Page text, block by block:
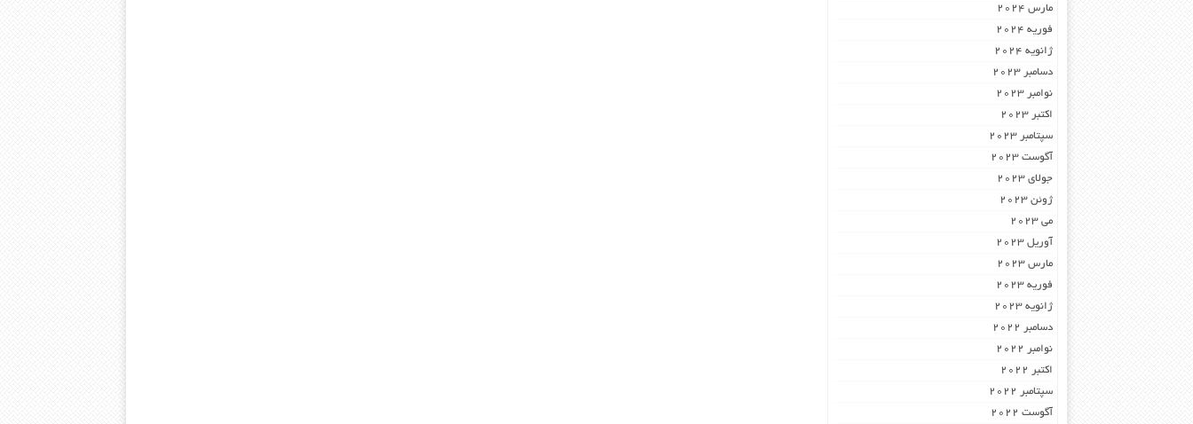
مارس 2024
فوریه 2024
ژانویه 2024
دسامبر 2023
نوامبر 2023
اکتبر 2023
سپتامبر 2023
آگوست 2023
جولای 2023
ژوئن 2023
می 2023
آوریل 2023
مارس 2023
فوریه 2023
ژانویه 2023
دسامبر 2022
نوامبر 2022
اکتبر 2022
سپتامبر 2022
آگوست 2022